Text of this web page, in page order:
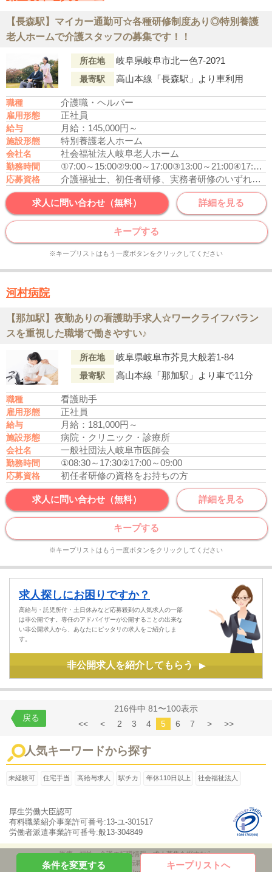
条件を変更する キープリストへ
【長森駅】マイカー通勤可☆各種研修制度あり◎特別養護
老人ホームで介護スタッフの募集です！！
所在地 岐阜県岐阜市北一色7-20?1
最寄駅 高山本線「長森駅」より車利用
職種 介護職・ヘルパー
雇用形態 正社員
給与 月給：145,000円～
施設形態 特別養護老人ホーム
会社名 社会福祉法人岐阜老人ホーム
勤務時間 ①7:00～15:00②9:00～17:00③13:00～21:00④17:00～9:00
応募資格 介護福祉士、初任者研修、実務者研修のいずれかの資格をお持ちの方
求人に問い合わせ（無料） 詳細を見る
キープする
※キープリストはもう一度ボタンをクリックしてください
河村病院
【那加駅】夜勤ありの看護助手求人☆ワークライフバラン
スを重視した職場で働きやすい♪
所在地 岐阜県岐阜市芥見大般若1-84
最寄駅 高山本線「那加駅」より車で11分
職種 看護助手
雇用形態 正社員
給与 月給：181,000円～
施設形態 病院・クリニック・診療所
会社名 一般社団法人岐阜市医師会
勤務時間 ①08:30～17:30②17:00～09:00
応募資格 初任者研修の資格をお持ちの方
求人に問い合わせ（無料） 詳細を見る
キープする
※キープリストはもう一度ボタンをクリックしてください
求人探しにお困りですか？
高給与・託児所付・土日休みなど応募殺到の人気求人の一部
は非公開です。専任のアドバイザーが公開することの出来な
い非公開求人から、あなたにピッタリの求人をご紹介しま
す。
非公開求人を紹介してもらう ▶
216件中 81〜100表示
<<
< 2 3 4 5 6 7 > >>
戻る
人気キーワードから探す
未経験可 住宅手当 高給与求人 駅チカ 年休110日以上 社会福祉法人
厚生労働大臣認可
有料職業紹介事業許可番号:13-ユ-301517
労働者派遣事業許可番号:般13-304849
医療・福祉・介護の転職情報、求人募集を探すなら
「ケア転職ナビ」